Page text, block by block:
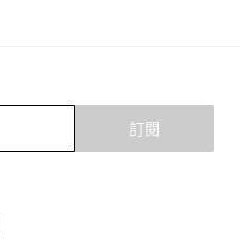
訂閱